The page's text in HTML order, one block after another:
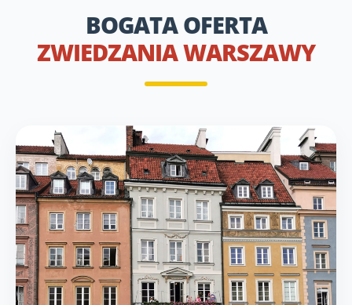
BOGATA OFERTA
ZWIEDZANIA WARSZAWY